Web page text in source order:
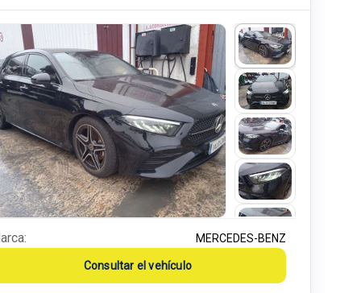
MERCEDES-BENZ
Consultar el vehículo